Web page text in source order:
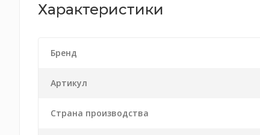
Характеристики
Бренд
Артикул
Страна производства